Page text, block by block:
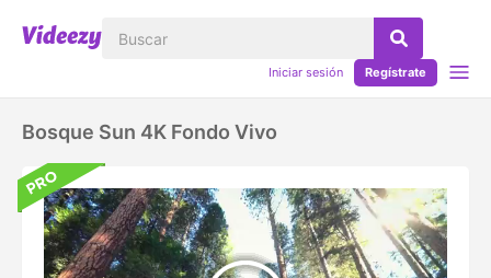
Iniciar sesión Regístrate
Bosque Sun 4K Fondo Vivo